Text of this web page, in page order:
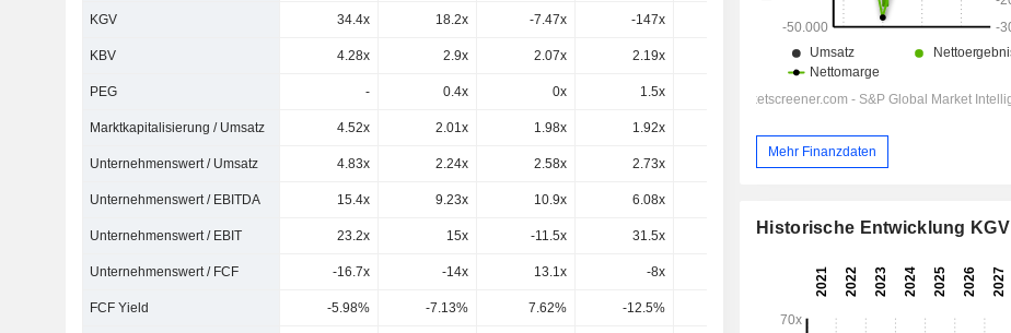
KGV 34.4x 18.2x -7.47x -147x 15.9x
KBV 4.28x 2.9x 2.07x 2.19x 1.28x 1.22x
PEG - 0.4x 0x 1.5x 0x 1.2x
Marktkapitalisierung / Umsatz 4.52x 2.01x 1.98x 1.92x
Unternehmenswert / Umsatz 4.83x 2.24x 2.58x 2.73x 2.47x 2.67x
Unternehmenswert / EBITDA 15.4x 9.23x 10.9x 6.08x
Unternehmenswert / EBIT 23.2x 15x -11.5x 31.5x 21x 11.6x 11.8x
Unternehmenswert / FCF -16.7x -14x 13.1x -8x -6.97x -14.7x
FCF Yield -5.98% -7.13% 7.62% -12.5%
Mehr Finanzdaten
Historische Entwicklung KGV